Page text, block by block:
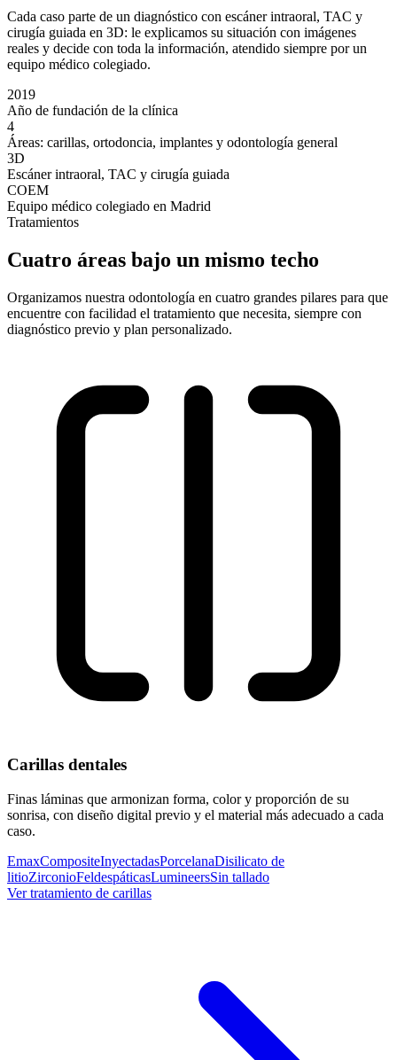
Cada caso parte de un diagnóstico con escáner intraoral, TAC y
cirugía guiada en 3D: le explicamos su situación con imágenes
reales y decide con toda la información, atendido siempre por un
equipo médico colegiado.
2019
Año de fundación de la clínica
4
Áreas: carillas, ortodoncia, implantes y odontología general
3D
Escáner intraoral, TAC y cirugía guiada
COEM
Equipo médico colegiado en Madrid
Tratamientos
Cuatro áreas bajo un mismo techo
Organizamos nuestra odontología en cuatro grandes pilares para que
encuentre con facilidad el tratamiento que necesita, siempre con
diagnóstico previo y plan personalizado.
Carillas dentales
Finas láminas que armonizan forma, color y proporción de su
sonrisa, con diseño digital previo y el material más adecuado a cada
caso.
EmaxCompositeInyectadasPorcelanaDisilicato de
litioZirconioFeldespáticasLumineersSin tallado
Ver tratamiento de carillas